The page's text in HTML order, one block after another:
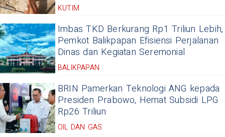
KUTIM
Imbas TKD Berkurang Rp1 Triliun Lebih,
Pemkot Balikpapan Efisiensi Perjalanan
Dinas dan Kegiatan Seremonial
BALIKPAPAN
BRIN Pamerkan Teknologi ANG kepada
Presiden Prabowo, Hemat Subsidi LPG
Rp26 Triliun
OIL DAN GAS